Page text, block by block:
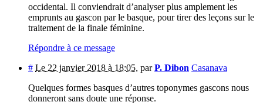
occidental. Il conviendrait d’analyser plus amplement les
emprunts au gascon par le basque, pour tirer des leçons sur le
traitement de la finale féminine.
Répondre à ce message
# Le 22 janvier 2018 à 18:05, parP. Dibon Casanava
Quelques formes basques d’autres toponymes gascons nous
donneront sans doute une réponse.